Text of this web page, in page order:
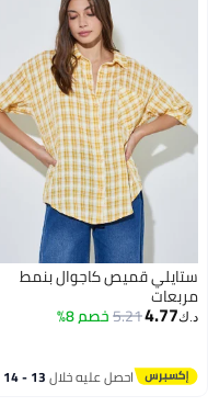
ستايلي قميص كاجوال بنمط
مربعات
د.ك‏4.77
5.21خصم 8%
احصل عليه خلال 13 - 14